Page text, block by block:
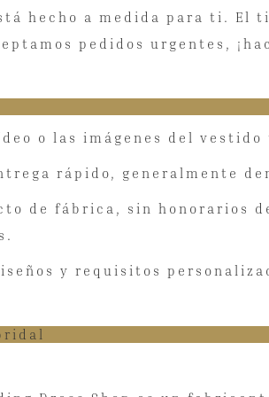
hecho a medida para ti. El
pedidos urgentes,
o las imágenes del
rápido, generalmente
de fábrica, sin honorarios
y requisitos